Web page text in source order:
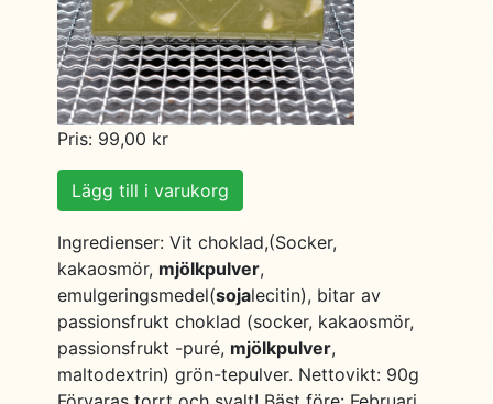
Pris: 99,00 kr
Lägg till i varukorg
Ingredienser: Vit choklad,(Socker,
kakaosmör, mjölkpulver,
emulgeringsmedel(sojalecitin), bitar av
passionsfrukt choklad (socker, kakaosmör,
passionsfrukt -puré, mjölkpulver,
maltodextrin) grön-tepulver. Nettovikt: 90g